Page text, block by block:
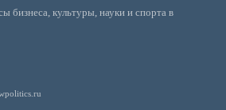
бизнеса, культуры, науки и спорта в